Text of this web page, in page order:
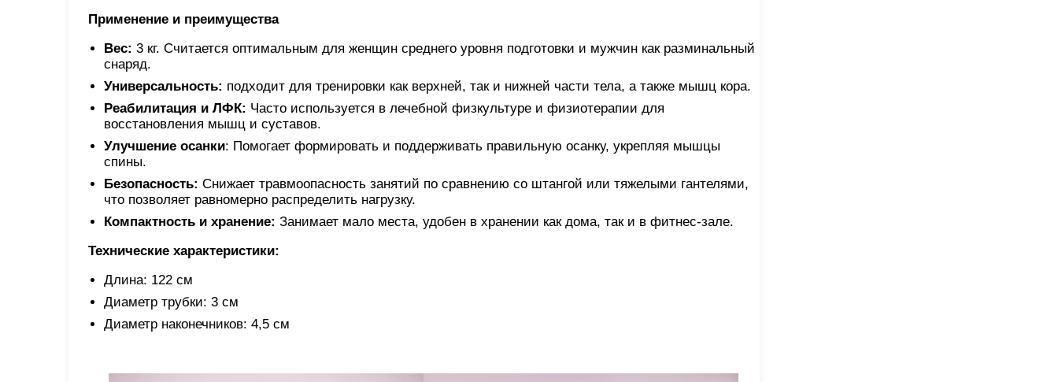
Применение и преимущества
Вес: 3 кг. Считается оптимальным для женщин среднего уровня подготовки и мужчин как разминальный
снаряд.
Универсальность: подходит для тренировки как верхней, так и нижней части тела, а также мышц кора.
Реабилитация и ЛФК: Часто используется в лечебной физкультуре и физиотерапии для
восстановления мышц и суставов.
Улучшение осанки: Помогает формировать и поддерживать правильную осанку, укрепляя мышцы
спины.
Безопасность: Снижает травмоопасность занятий по сравнению со штангой или тяжелыми гантелями,
что позволяет равномерно распределить нагрузку.
Компактность и хранение: Занимает мало места, удобен в хранении как дома, так и в фитнес-зале.
Технические характеристики:
Длина: 122 см
Диаметр трубки: 3 см
Диаметр наконечников: 4,5 см